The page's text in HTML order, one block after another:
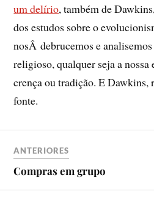
um delí­rio, também de
dos estudos sobre o
nosÂ debrucemos e
religioso, qualquer seja a nossa
crença ou tradição. E Dawkins,
fonte.
ANTERIORES
Compras em grupo